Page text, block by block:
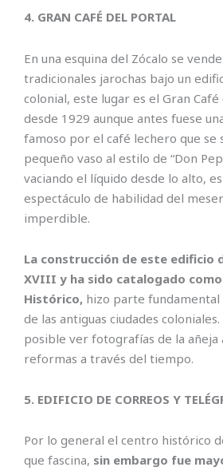
4. GRAN CAFÉ DEL PORTAL
En una esquina del Zócalo se
tradicionales jarochas bajo un
colonial, este lugar es el Gran
desde 1929 aunque antes fuese
famoso por el café lechero que se
pequeño vaso al estilo de “Don
vaciando el líquido desde lo alto,
espectáculo de habilidad del
imperdible.
La construcción de este edificio
XVIII y ha sido catalogado
Histórico, hizo parte
de las antiguas ciudades
posible ver fotografías de la añeja
reformas a través del tiempo.
5. EDIFICIO DE CORREOS Y
Por lo general el centro histórico
que fascina, sin embargo fue